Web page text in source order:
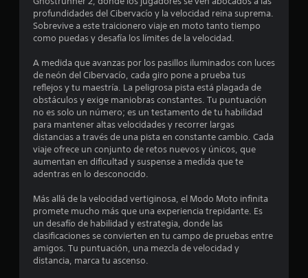
m
e
d
i
o
:
.
5
8
profundidades del Cibervacío y la velocidad reina suprema.
Sobrevive a este traicionero viaje en moto tanto tiempo
como puedas y desafía los límites de la velocidad.
A medida que avanzas por los pasillos iluminados con luces
de neón del Cibervacío, cada giro pone a prueba tus
reflejos y tu maestría. La peligrosa pista está plagada de
obstáculos y exige maniobras constantes. Tu puntuación
no es solo un número; es un testamento de tu habilidad
para mantener altas velocidades y recorrer largas
distancias a través de una pista en constante cambio. Cada
viaje ofrece un conjunto de retos nuevos y únicos, que
aumentan en dificultad y suspense a medida que te
adentras en lo desconocido.
Más allá de la velocidad vertiginosa, el Modo Moto infinita
promete mucho más que una experiencia trepidante. Es
un desafío de habilidad y estrategia, donde las
clasificaciones se convierten en tu campo de pruebas entre
amigos. Tu puntuación, una mezcla de velocidad y
distancia, marca tu ascenso.